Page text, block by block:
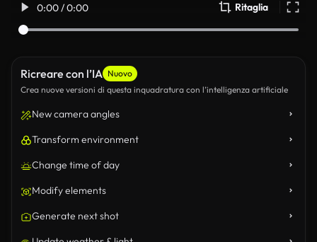
0:00 / 0:00 Ritaglia
Ricreare con l’IA Nuovo
Crea nuove versioni di questa inquadratura con l’intelligenza artificiale
New camera angles
Transform environment
Change time of day
Modify elements
Generate next shot